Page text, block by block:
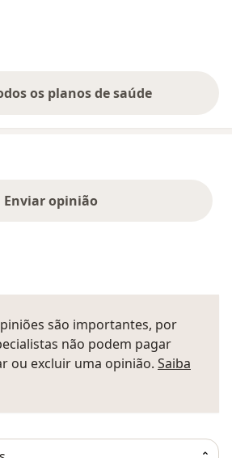
os planos de saúde
Enviar opinião
são importantes, por
não podem pagar
ou excluir uma opinião. Saiba